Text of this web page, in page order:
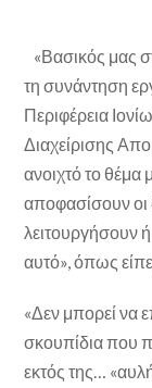
«Βασικός μας
τη συνάντηση
Περιφέρεια
Διαχείρισης
ανοιχτό το
αποφασίσουν οι
λειτουργήσουν
αυτό», όπως
«Δεν μπορεί να
σκουπίδια που
εκτός της…